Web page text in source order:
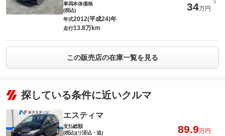
車両本体価格
(税込)
34万円
年式2012(平成24)年
走行13.8万km
この販売店の在庫一覧を見る
探している条件に近いクルマ
エスティマ
支払総額
(税込)(リ済込・追)
89.9万円